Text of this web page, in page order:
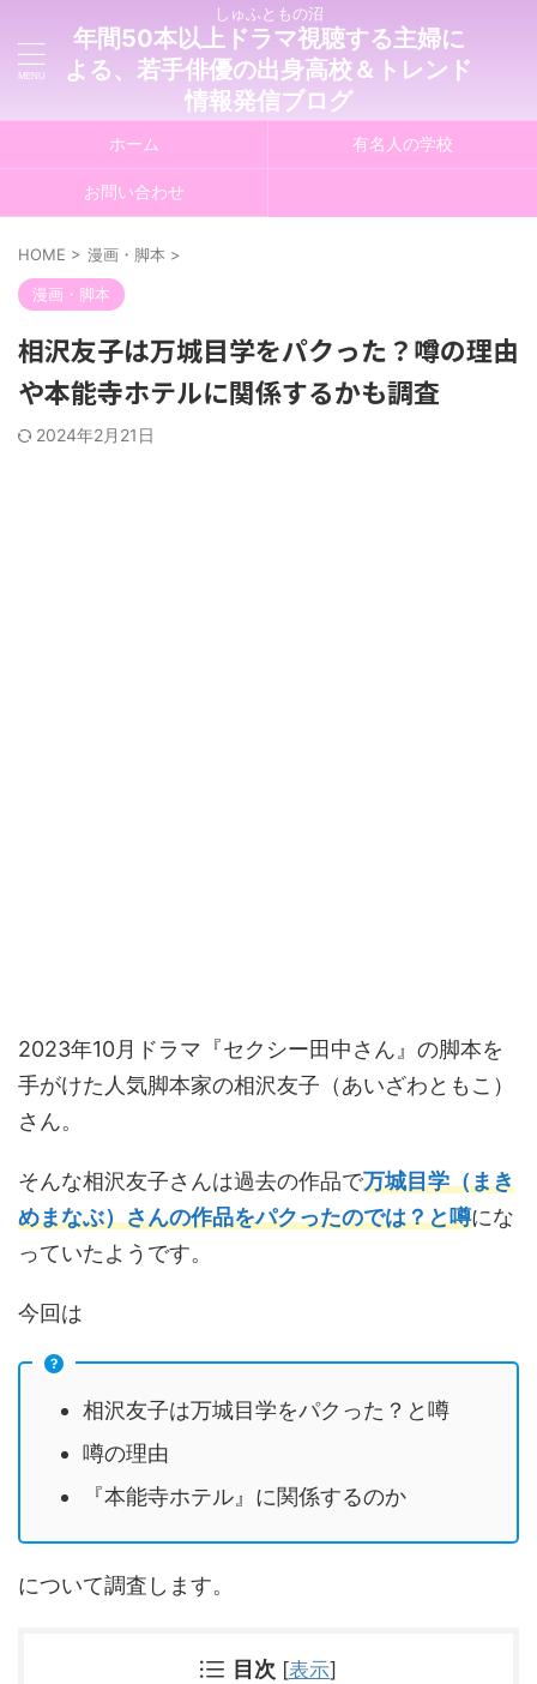
しゅふともの沼
年間50本以上ドラマ視聴する主婦に
よる、若手俳優の出身高校＆トレンド
情報発信ブログ
ホーム 有名人の学校
お問い合わせ
HOME > 漫画・脚本 >
漫画・脚本
相沢友子は万城目学をパクった？噂の理由
や本能寺ホテルに関係するかも調査
2024年2月21日
2023年10月ドラマ『セクシー田中さん』の脚本を
手がけた人気脚本家の相沢友子（あいざわともこ）
さん。
そんな相沢友子さんは過去の作品で万城目学（まき
めまなぶ）さんの作品をパクったのでは？と噂にな
っていたようです。
今回は
相沢友子は万城目学をパクった？と噂
噂の理由
『本能寺ホテル』に関係するのか
について調査します。
目次 [表示]